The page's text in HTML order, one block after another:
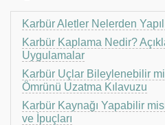
Karbür Aletler Nelerden
Karbür Kaplama Nedir?
Uygulamalar
Karbür Uçlar Bileylenebilir
Ömrünü Uzatma Kılavuzu
Karbür Kaynağı Yapabilir
ve İpuçları